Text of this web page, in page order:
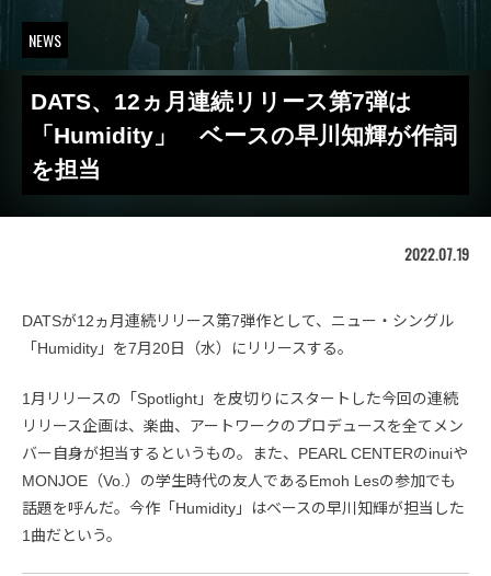
NEWS
DATS、12ヵ月連続リリース第7弾は
「Humidity」 ベースの早川知輝が作詞
を担当
2022.07.19
DATSが12ヵ月連続リリース第7弾作として、ニュー・シングル
「Humidity」を7月20日（水）にリリースする。
1月リリースの「Spotlight」を皮切りにスタートした今回の連続
リリース企画は、楽曲、アートワークのプロデュースを全てメン
バー自身が担当するというもの。また、PEARL CENTERのinuiや
MONJOE（Vo.）の学生時代の友人であるEmoh Lesの参加でも
話題を呼んだ。今作「Humidity」はベースの早川知輝が担当した
1曲だという。